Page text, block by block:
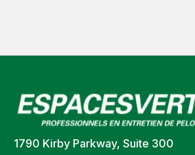
1790 Kirby Parkway, Suite 300